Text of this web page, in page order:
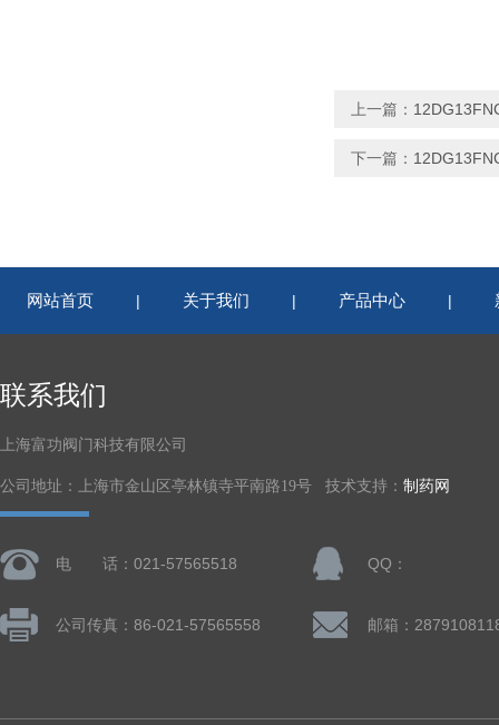
上一篇：
下一篇：
网站首页 | 关于我们 | 产品中心 |
联系我们
上海富功阀门科技有限公司
公司地址：上海市金山区亭林镇寺平南路19号 技术支持： 制药网
电 话：021-57565518 QQ：
公司传真：86-021-57565558 邮箱：